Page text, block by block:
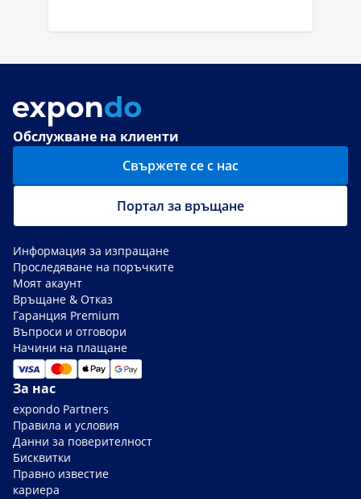
Обслужване на клиенти
Свържете се с нас
Портал за връщане
Информация за изпращане
Проследяване на поръчките
Моят акаунт
Връщане & Отказ
Гаранция Premium
Въпроси и отговори
Начини на плащане
За нас
expondo Partners
Правила и условия
Данни за поверителност
Бисквитки
Правно известие
кариера